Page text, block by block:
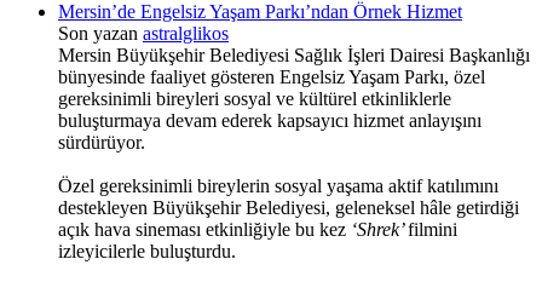
Mersin’de Engelsiz Yaşam Parkı’ndan Örnek Hizmet
Son yazan astralglikos
Mersin Büyükşehir Belediyesi Sağlık İşleri Dairesi Başkanlığı
bünyesinde faaliyet gösteren Engelsiz Yaşam Parkı, özel
gereksinimli bireyleri sosyal ve kültürel etkinliklerle
buluşturmaya devam ederek kapsayıcı hizmet anlayışını
sürdürüyor.
Özel gereksinimli bireylerin sosyal yaşama aktif katılımını
destekleyen Büyükşehir Belediyesi, geleneksel hâle getirdiği
açık hava sineması etkinliğiyle bu kez ‘Shrek’filmini
izleyicilerle buluşturdu.